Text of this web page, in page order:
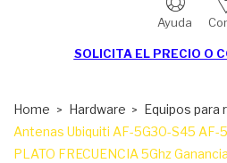
Ayuda
SOLICITA EL PRECIO O
Home Hardware
Equipos para
Antenas Ubiquiti AF-5G30-S45 AF-
PLATO FRECUENCIA 5Ghz